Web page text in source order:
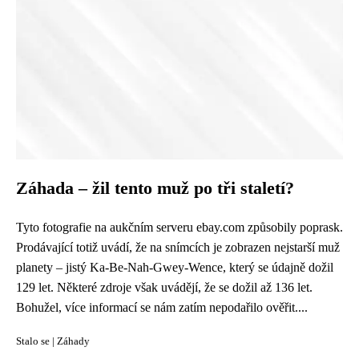
Záhada – žil tento muž po tři staletí?
Tyto fotografie na aukčním serveru ebay.com způsobily poprask.
Prodávající totiž uvádí, že na snímcích je zobrazen nejstarší muž
planety – jistý Ka-Be-Nah-Gwey-Wence, který se údajně dožil
129 let. Některé zdroje však uvádějí, že se dožil až 136 let.
Bohužel, více informací se nám zatím nepodařilo ověřit....
Stalo se Záhady